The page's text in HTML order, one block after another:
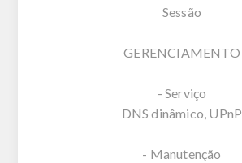
Sessão
GERENCIAMENTO
- Serviço
DNS dinâmico, UPnP
- Manutenção